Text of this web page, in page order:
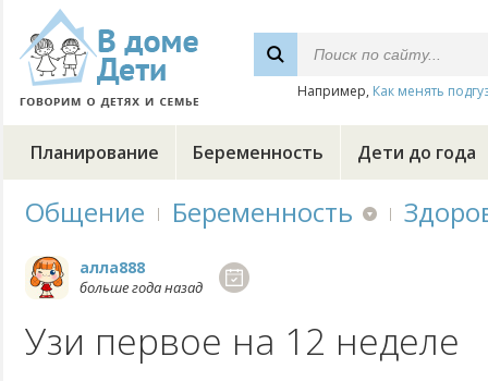
Например, Как менять
Планирование Беременность Дети до года
Общение Беременность
алла888
больше года назад
Узи первое на 12 неделе